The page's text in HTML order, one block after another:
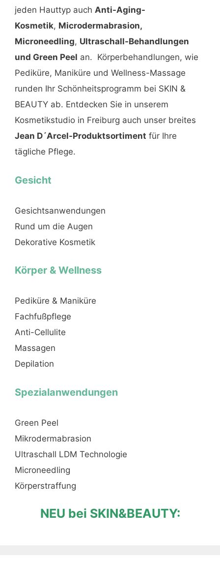
jeden Hauttyp auch Anti-Aging-
Kosmetik, Microdermabrasion,
Microneedling, Ultraschall-Behandlungen
und Green Peel an. Körperbehandlungen, wie
Pediküre, Maniküre und Wellness-Massage
runden Ihr Schönheitsprogramm bei SKIN &
BEAUTY ab. Entdecken Sie in unserem
Kosmetikstudio in Freiburg auch unser breites
Jean D´Arcel-Produktsortiment für Ihre
tägliche Pflege.
Gesicht
Gesichtsanwendungen
Rund um die Augen
Dekorative Kosmetik
Körper & Wellness
Pediküre & Maniküre
Fachfußpflege
Anti-Cellulite
Massagen
Depilation
Spezialanwendungen
Green Peel
Mikrodermabrasion
Ultraschall LDM Technologie
Microneedling
Körperstraffung
NEU bei SKIN&BEAUTY: